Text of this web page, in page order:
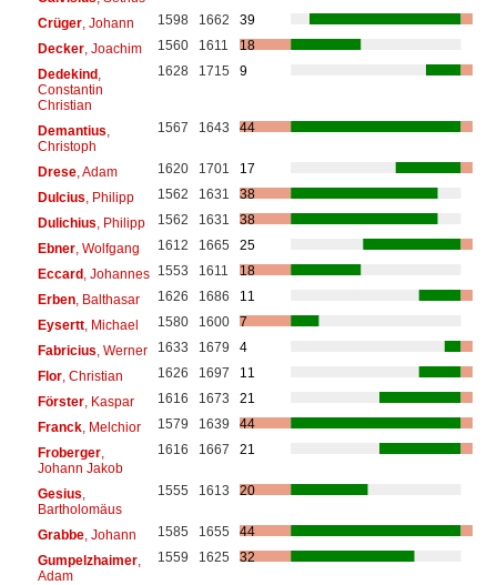
Crüger, Johann 1598 1662
39
Decker, Joachim 1560 1611
18
Dedekind,
Constantin
Christian
1628 1715 9
Demantius
Christoph
1567 1643 44
Drese, Adam 1620 1701
17
Dulcius , Philipp 1562 1631
38
Dulichius , Philipp 1562 1631
38
Ebner, Wolfgang 1612 1665
25
Eccard, Johannes 1553 1611
18
Erben, Balthasar 1626 1686
11
Eysertt, Michael 1580 1600
7
Fabricius , Werner 1633 1679
4
Flor, Christian 1626 1697
11
Förster, Kaspar 1616 1673
21
Franck, Melchior 1579 1639
44
Froberger,
Johann Jakob
1616 1667 21
Gesius
Bartholomäus
1555 1613 20
Grabbe, Johann 1585 1655
44
Gumpelzhaimer,
Adam
1559 1625 32